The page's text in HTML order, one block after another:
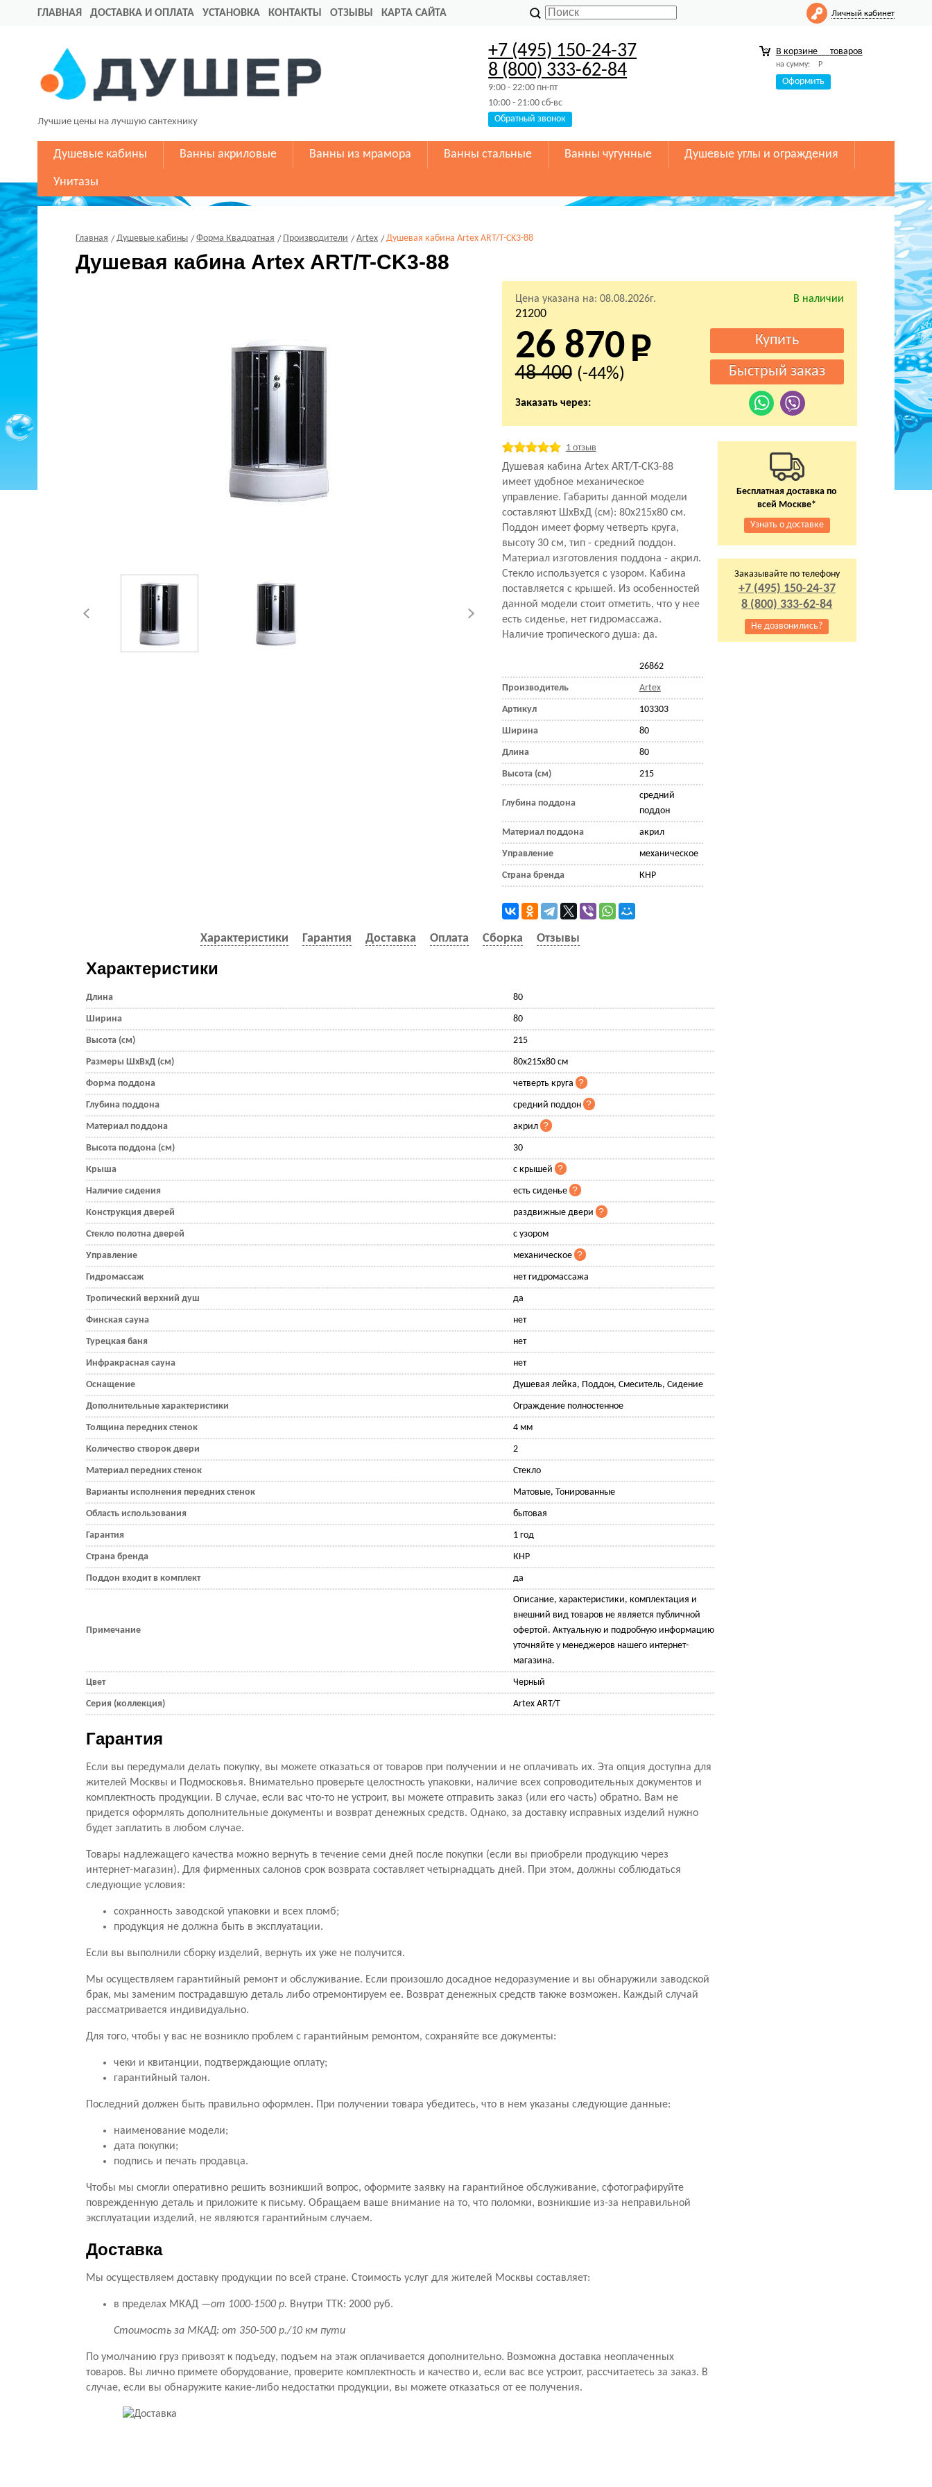
ГЛАВНАЯ ДОСТАВКА И ОПЛАТА УСТАНОВКА КОНТАКТЫ ОТЗЫВЫ КАРТА САЙТА Личный кабинет
Лучшие цены на лучшую сантехнику
+7 (495) 150-24-37
8 (800) 333-62-84
9:00 - 22:00 пн-пт
10:00 - 21:00 сб-вс
Обратный звонок
В корзине товаров
на сумму: Р
Оформить
Душевые кабины Ванны акриловые Ванны из мрамора Ванны стальные Ванны чугунные Душевые углы и ограждения
Унитазы
Главная Душевые кабины Форма Квадратная Производители Artex Душевая кабина Artex ART/T-CK3-88
Душевая кабина Artex ART/T-CK3-88
Цена указана на: 08.08.2026г. В наличии
21200
26 870
48 400 (-44%)
Заказать через:
1 отзыв
Душевая кабина Artex ART/T-CK3-88
имеет удобное механическое
управление. Габариты данной модели
составляют ШхВхД (см): 80x215x80 см.
Поддон имеет форму четверть круга,
высоту 30 см, тип - средний поддон.
Материал изготовления поддона - акрил.
Стекло используется с узором. Кабина
поставляется с крышей. Из особенностей
данной модели стоит отметить, что у нее
есть сиденье, нет гидромассажа.
Наличие тропического душа: да.
26862
Производитель Artex
Артикул 103303
Ширина 80
Длина 80
Высота (см) 215
Глубина поддона
средний
поддон
Материал поддона акрил
Управление механическое
Страна бренда КНР
Характеристики Гарантия Доставка Оплата Сборка Отзывы
Характеристики
Длина 80
Ширина 80
Высота (см) 215
Размеры ШхВхД (см) 80x215x80 см
Форма поддона четверть круга
Глубина поддона средний поддон
Материал поддона акрил
Высота поддона (см) 30
Крыша с крышей
Наличие сидения есть сиденье
Конструкция дверей раздвижные двери
Стекло полотна дверей с узором
Управление механическое
Гидромассаж нет гидромассажа
Тропический верхний душ да
Финская сауна нет
Турецкая баня нет
Инфракрасная сауна нет
Оснащение Душевая лейка, Поддон, Смеситель, Сидение
Дополнительные характеристики Ограждение полностенное
Толщина передних стенок 4 мм
Количество створок двери 2
Материал передних стенок Стекло
Варианты исполнения передних стенок Матовые, Тонированные
Область использования бытовая
Гарантия 1 год
Страна бренда КНР
Поддон входит в комплект да
Примечание
Описание, характеристики, комплектация и
внешний вид товаров не является публичной
офертой. Актуальную и подробную информацию
уточняйте у менеджеров нашего интернет-
магазина.
Цвет Черный
Серия (коллекция) Artex ART/T
Гарантия
Если вы передумали делать покупку, вы можете отказаться от товаров при получении и не оплачивать их. Эта опция доступна для
жителей Москвы и Подмосковья. Внимательно проверьте целостность упаковки, наличие всех сопроводительных документов и
комплектность продукции. В случае, если вас что-то не устроит, вы можете отправить заказ (или его часть) обратно. Вам не
придется оформлять дополнительные документы и возврат денежных средств. Однако, за доставку исправных изделий нужно
будет заплатить в любом случае.
Товары надлежащего качества можно вернуть в течение семи дней после покупки (если вы приобрели продукцию через
интернет-магазин). Для фирменных салонов срок возврата составляет четырнадцать дней. При этом, должны соблюдаться
следующие условия:
сохранность заводской упаковки и всех пломб;
продукция не должна быть в эксплуатации.
Если вы выполнили сборку изделий, вернуть их уже не получится.
Мы осуществляем гарантийный ремонт и обслуживание. Если произошло досадное недоразумение и вы обнаружили заводской
брак, мы заменим пострадавшую деталь либо отремонтируем ее. Возврат денежных средств также возможен. Каждый случай
рассматривается индивидуально.
Для того, чтобы у вас не возникло проблем с гарантийным ремонтом, сохраняйте все документы:
чеки и квитанции, подтверждающие оплату;
гарантийный талон.
Последний должен быть правильно оформлен. При получении товара убедитесь, что в нем указаны следующие данные:
наименование модели;
дата покупки;
подпись и печать продавца.
Чтобы мы смогли оперативно решить возникший вопрос, оформите заявку на гарантийное обслуживание, сфотографируйте
поврежденную деталь и приложите к письму. Обращаем ваше внимание на то, что поломки, возникшие из-за неправильной
эксплуатации изделий, не являются гарантийным случаем.
Доставка
Мы осуществляем доставку продукции по всей стране. Стоимость услуг для жителей Москвы составляет:
в пределах МКАД —от 1000-1500 р. Внутри ТТК: 2000 руб.
Стоимость за МКАД: от 350-500 р./10 км пути
По умолчанию груз привозят к подъеду, подъем на этаж оплачивается дополнительно. Возможна доставка неоплаченных
товаров. Вы лично примете оборудование, проверите комплектность и качество и, если вас все устроит, рассчитаетесь за заказ. В
случае, если вы обнаружите какие-либо недостатки продукции, вы можете отказаться от ее получения.
Бесплатная доставка по
всей Москве*
Узнать о доставке
Заказывайте по телефону
+7 (495) 150-24-37
8 (800) 333-62-84
Не дозвонились?